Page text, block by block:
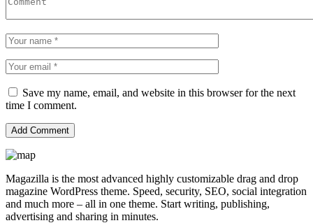
Save my name, email, and website in this browser for the next
time I comment.
Magazilla is the most advanced highly customizable drag and drop
magazine WordPress theme. Speed, security, SEO, social integration
and much more – all in one theme. Start writing, publishing,
advertising and sharing in minutes.